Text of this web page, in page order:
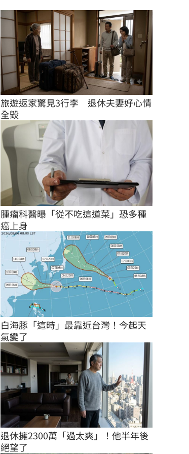
旅遊返家驚見3行李　退休夫妻好心情
全毀
腫瘤科醫曝「從不吃這道菜」恐多種
癌上身
白海豚「這時」最靠近台灣！今起天
氣變了
退休擁2300萬「過太爽」！他半年後
絕望了